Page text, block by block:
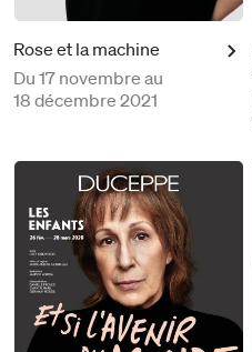
Rose et la machine
Du 17 novembre au
18 décembre 2021